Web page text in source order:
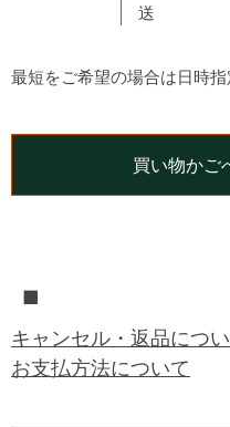
送
■
キャンセル・返品につ
お支払方法について
最短をご希望の場合は日時指